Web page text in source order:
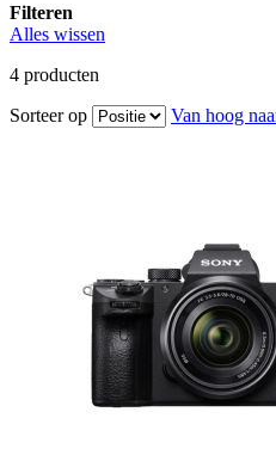
Filteren
Alles wissen
4 producten
Sorteer op
Van hoog